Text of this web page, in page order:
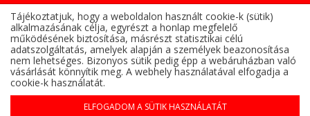
Garancia
Online elállási nyilatkozat
Tájékoztatjuk, hogy a weboldalon használt cookie-k (sütik)
alkalmazásának célja, egyrészt a honlap megfelelő
működésének biztosítása, másrészt statisztikai célú
adatszolgáltatás, amelyek alapján a személyek beazonosítása
nem lehetséges. Bizonyos sütik pedig épp a webáruházban való
vásárlását könnyítik meg. A webhely használatával elfogadja a
cookie-k használatát.
ELFOGADOM A SÜTIK HASZNÁLATÁT